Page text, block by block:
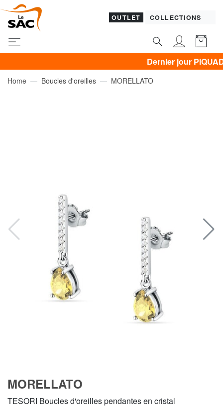
OUTLET COLLECTIONS
Dernier jour PIQUADRO,
Home Boucles d'oreilles MORELLATO
MORELLATO
TESORI Boucles d'oreilles pendantes en cristal